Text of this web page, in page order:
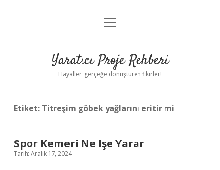
Anasayfa
Yasal Uyarı
menüyü
Yaratıcı Proje Rehberi
Hayalleri gerçeğe dönüştüren fikirler!
Etiket: Titreşim göbek yağlarını eritir mi
Spor Kemeri Ne Işe Yarar
Tarih: Aralık 17, 2024